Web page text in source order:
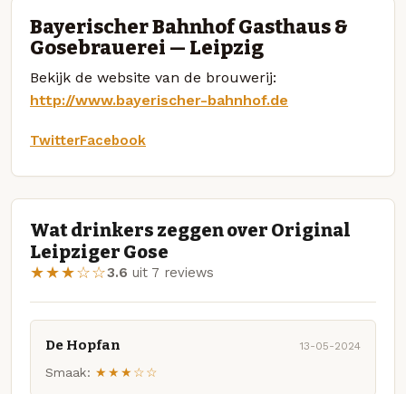
Bayerischer Bahnhof Gasthaus &
Gosebrauerei — Leipzig
Bekijk de website van de brouwerij:
http://www.bayerischer-bahnhof.de
TwitterFacebook
Wat drinkers zeggen over Original
Leipziger Gose
★★★☆☆3.6 uit 7 reviews
De Hopfan 13-05-2024
Smaak: ★★★☆☆